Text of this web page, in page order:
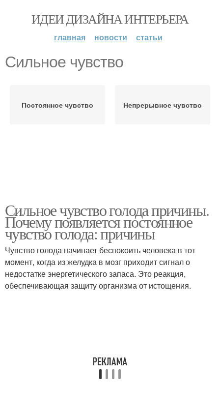
ИДЕИ ДИЗАЙНА ИНТЕРЬЕРА
главная новости статьи
Сильное чувство
Постоянное чувство Непрерывное чувство
Сильное чувство голода причины.
Почему появляется постоянное
чувство голода: причины
Чувство голода начинает беспокоить человека в тот
момент, когда из желудка в мозг приходит сигнал о
недостатке энергетического запаса. Это реакция,
обеспечивающая защиту организма от истощения.